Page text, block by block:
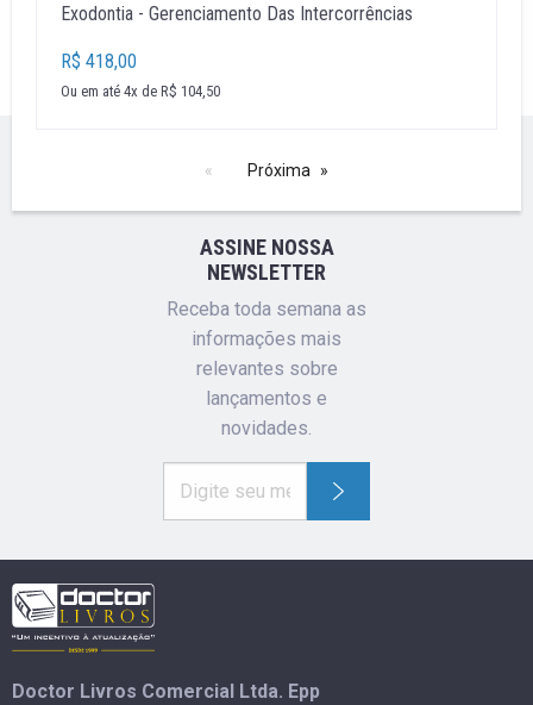
Exodontia - Gerenciamento Das Intercorrências
R$ 418,00
Ou em até 4x de R$ 104,50
Próxima
ASSINE NOSSA
NEWSLETTER
Receba toda semana as
informações mais
relevantes sobre
lançamentos e
novidades.
Doctor Livros Comercial Ltda. Epp